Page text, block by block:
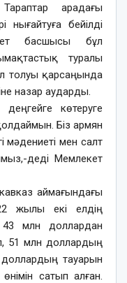
арадағы
бейілді
басшысы бұл
туралы
толуы қарсаңында
назар аударды.
деңгейге көтеруге
Біз армян
мәдениеті мен салт
деді Мемлекет
аймағындағы
жылы екі елдің
млн доллардан
51 млн доллардың
доллардың тауарын
сатып алған.